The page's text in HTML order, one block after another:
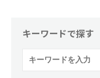
キーワードで探す